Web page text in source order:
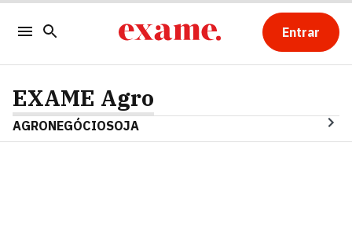
Entrar
EXAME Agro
AGRONEGÓCIOSOJA